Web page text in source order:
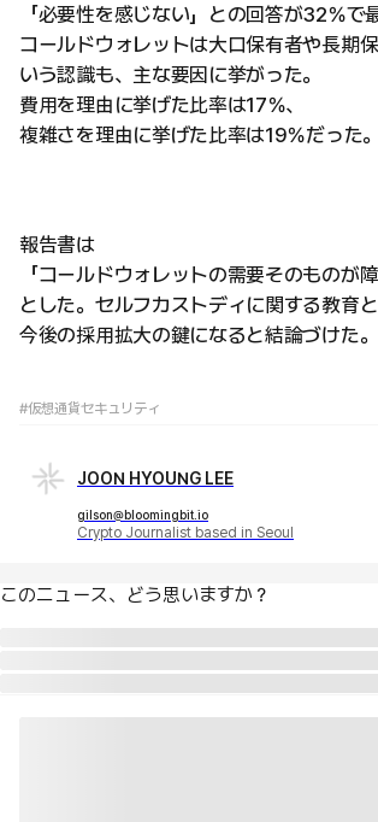
「必要性を感じない」との回答が32％で
コールドウォレットは大口保有者や長期
いう認識も、主な要因に挙がった。
費用を理由に挙げた比率は17％、
複雑さを理由に挙げた比率は19％だった。
報告書は
「コールドウォレットの需要そのものが
とした。セルフカストディに関する教育と
今後の採用拡大の鍵になると結論づけた。
#仮想通貨セキュリティ
JOON HYOUNG LEE
gilson@bloomingbit.io
Crypto Journalist based in Seoul
このニュース、どう思いますか？